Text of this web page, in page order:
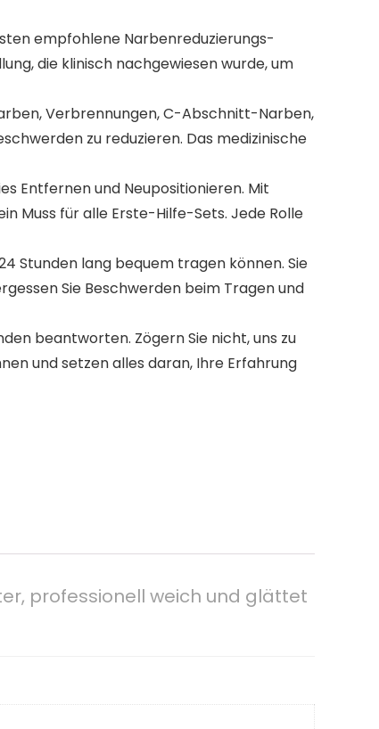
empfohlene Narbenreduzierungs-
die klinisch nachgewiesen wurde, um
Verbrennungen, C-Abschnitt-Narben,
zu reduzieren. Das medizinische
Entfernen und Neupositionieren. Mit
Muss für alle Erste-Hilfe-Sets. Jede Rolle
Stunden lang bequem tragen können. Sie
Sie Beschwerden beim Tragen und
beantworten. Zögern Sie nicht, uns zu
und setzen alles daran, Ihre Erfahrung
professionell weich und glättet